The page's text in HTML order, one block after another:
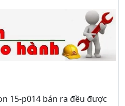
15-p014 bán ra đều được